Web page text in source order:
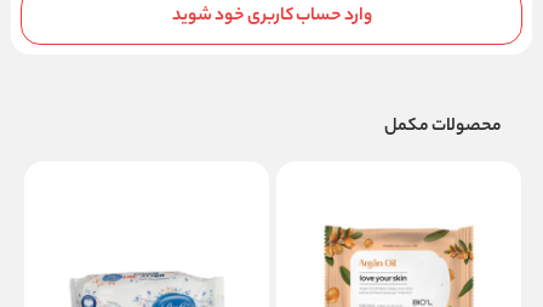
وارد حساب کاربری خود شوید
محصولات مکمل